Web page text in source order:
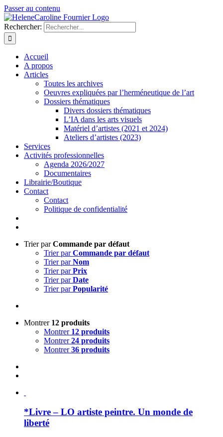
Passer au contenu
Rechercher:
Accueil
A propos
Articles
Toutes les archives
Oeuvres expliquées par l’herméneutique de l’art
Dossiers thématiques
Divers dossiers thématiques
L’IA dans les arts visuels
Matériel d’artistes (2021 et 2024)
Ateliers d’artistes (2023)
Services
Activités professionnelles
Agenda 2026/2027
Documentaires
Librairie/Boutique
Contact
Contact
Politique de confidentialité
Trier parCommande par défaut
Trier parCommande par défaut
Trier parNom
Trier parPrix
Trier parDate
Trier parPopularité
Montrer 12 produits
Montrer 12 produits
Montrer24 produits
Montrer36 produits
*Livre – LO artiste peintre. Un monde de
liberté